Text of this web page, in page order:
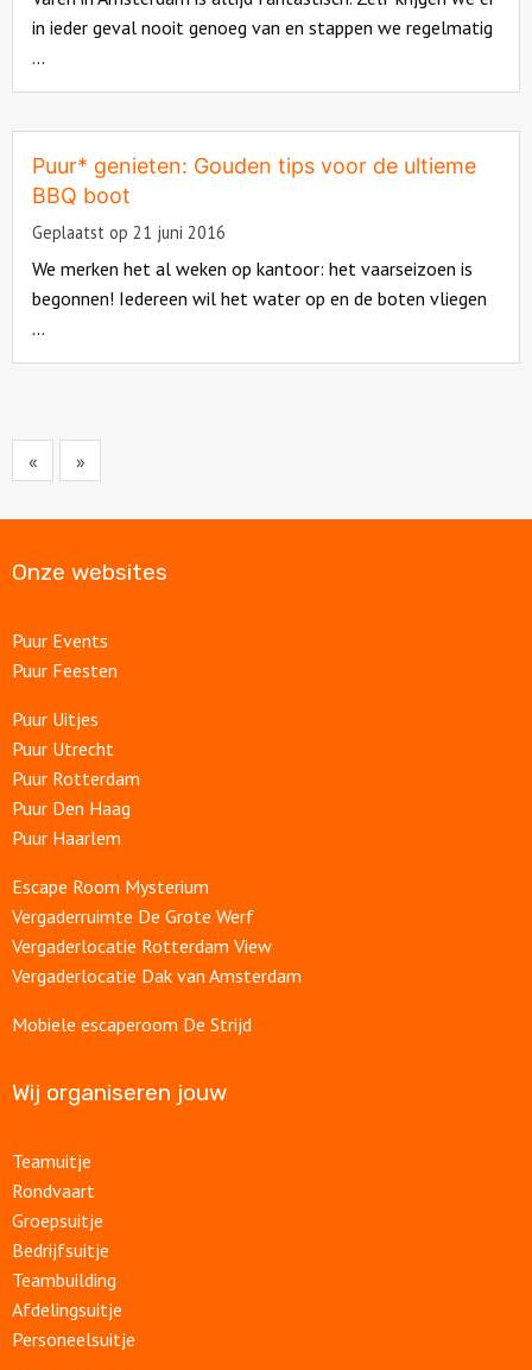
in ieder geval nooit genoeg van en stappen we regelmatig
...
more
about
Puur* genieten: Gouden tips voor de ultieme
BBQ boot
Geplaatst op 21 juni 2016
We merken het al weken op kantoor: het vaarseizoen is
begonnen! Iedereen wil het water op en de boten vliegen
...
«
»
Onze websites
Puur Events
Puur Feesten
Puur Uitjes
Puur Utrecht
Puur Rotterdam
Puur Den Haag
Puur Haarlem
Escape Room Mysterium
Vergaderruimte De Grote Werf
Vergaderlocatie Rotterdam View
Vergaderlocatie Dak van Amsterdam
Mobiele escaperoom De Strijd
Wij organiseren jouw
Teamuitje
Rondvaart
Groepsuitje
Bedrijfsuitje
Teambuilding
Afdelingsuitje
Personeelsuitje